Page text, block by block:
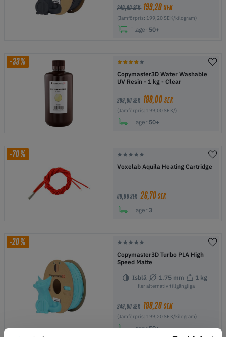
249,00 SEK 199,20SEK
(Jämförpris: 199,20 SEK/kilogram)
i lager 50+
-33%
Copymaster3D Water Washable
UV Resin - 1 kg - Clear
299,00 SEK 199,00SEK
(Jämförpris: 199,00 SEK/)
i lager 50+
-70%
Voxelab Aquila Heating Cartridge
89,00 SEK 26,70SEK
i lager 3
-20%
Copymaster3D Turbo PLA High
Speed Matte
Isblå 1.75 mm 1 kg
fler alternativ tillgängliga
249,00 SEK 199,20SEK
(Jämförpris: 199,20 SEK/kilogram)
i lager50+